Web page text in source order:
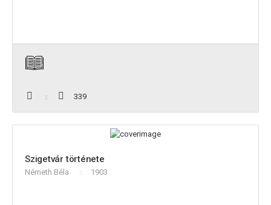
339
Szigetvár története
Németh Béla 1903